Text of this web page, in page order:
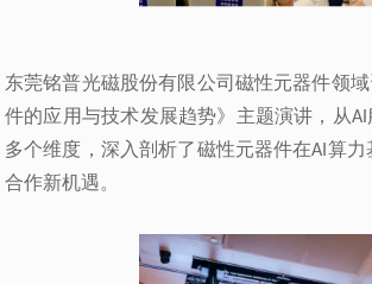
东莞铭普光磁股份有限公司磁性元器件领
件的应用与技术发展趋势》主题演讲，从AI
多个维度，深入剖析了磁性元器件在AI 算力
合作新机遇。